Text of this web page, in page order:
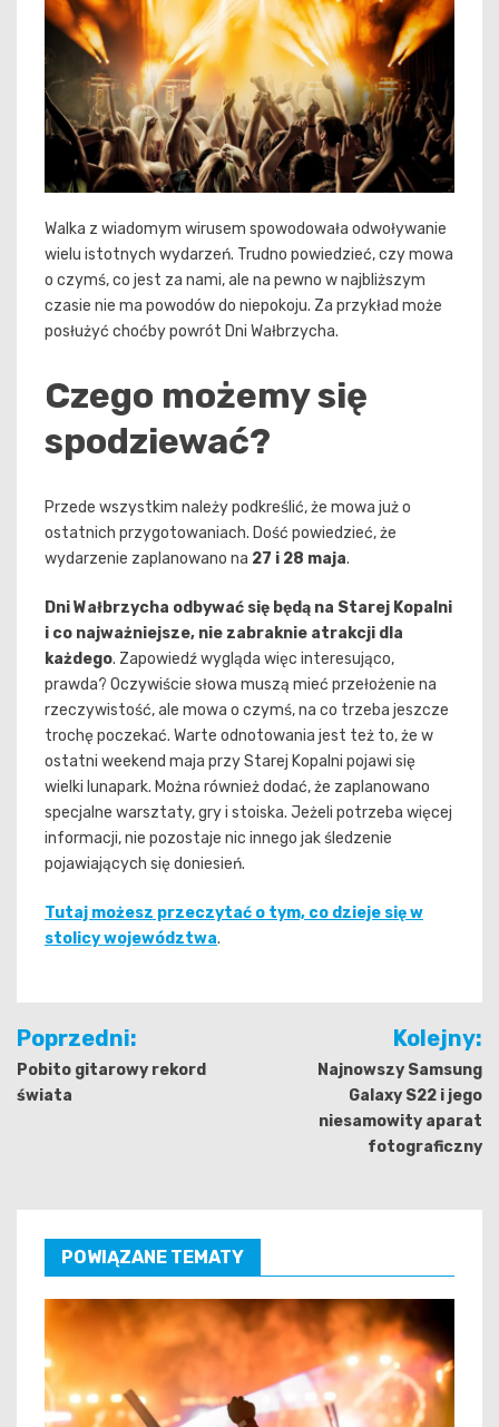
Walka z wiadomym wirusem spowodowała odwoływanie
wielu istotnych wydarzeń. Trudno powiedzieć, czy mowa
o czymś, co jest za nami, ale na pewno w najbliższym
czasie nie ma powodów do niepokoju. Za przykład może
posłużyć choćby powrót Dni Wałbrzycha.
Czego możemy się
spodziewać?
Przede wszystkim należy podkreślić, że mowa już o
ostatnich przygotowaniach. Dość powiedzieć, że
wydarzenie zaplanowano na 27 i 28 maja.
Dni Wałbrzycha odbywać się będą na Starej Kopalni
i co najważniejsze, nie zabraknie atrakcji dla
każdego. Zapowiedź wygląda więc interesująco,
prawda? Oczywiście słowa muszą mieć przełożenie na
rzeczywistość, ale mowa o czymś, na co trzeba jeszcze
trochę poczekać. Warte odnotowania jest też to, że w
ostatni weekend maja przy Starej Kopalni pojawi się
wielki lunapark. Można również dodać, że zaplanowano
specjalne warsztaty, gry i stoiska. Jeżeli potrzeba więcej
informacji, nie pozostaje nic innego jak śledzenie
pojawiających się doniesień.
Tutaj możesz przeczytać o tym, co dzieje się w
stolicy województwa.
Nawigacja
wpisu
Poprzedni:
Pobito gitarowy rekord
świata
Kolejny:
Najnowszy Samsung
Galaxy S22 i jego
niesamowity aparat
fotograficzny
POWIĄZANE TEMATY